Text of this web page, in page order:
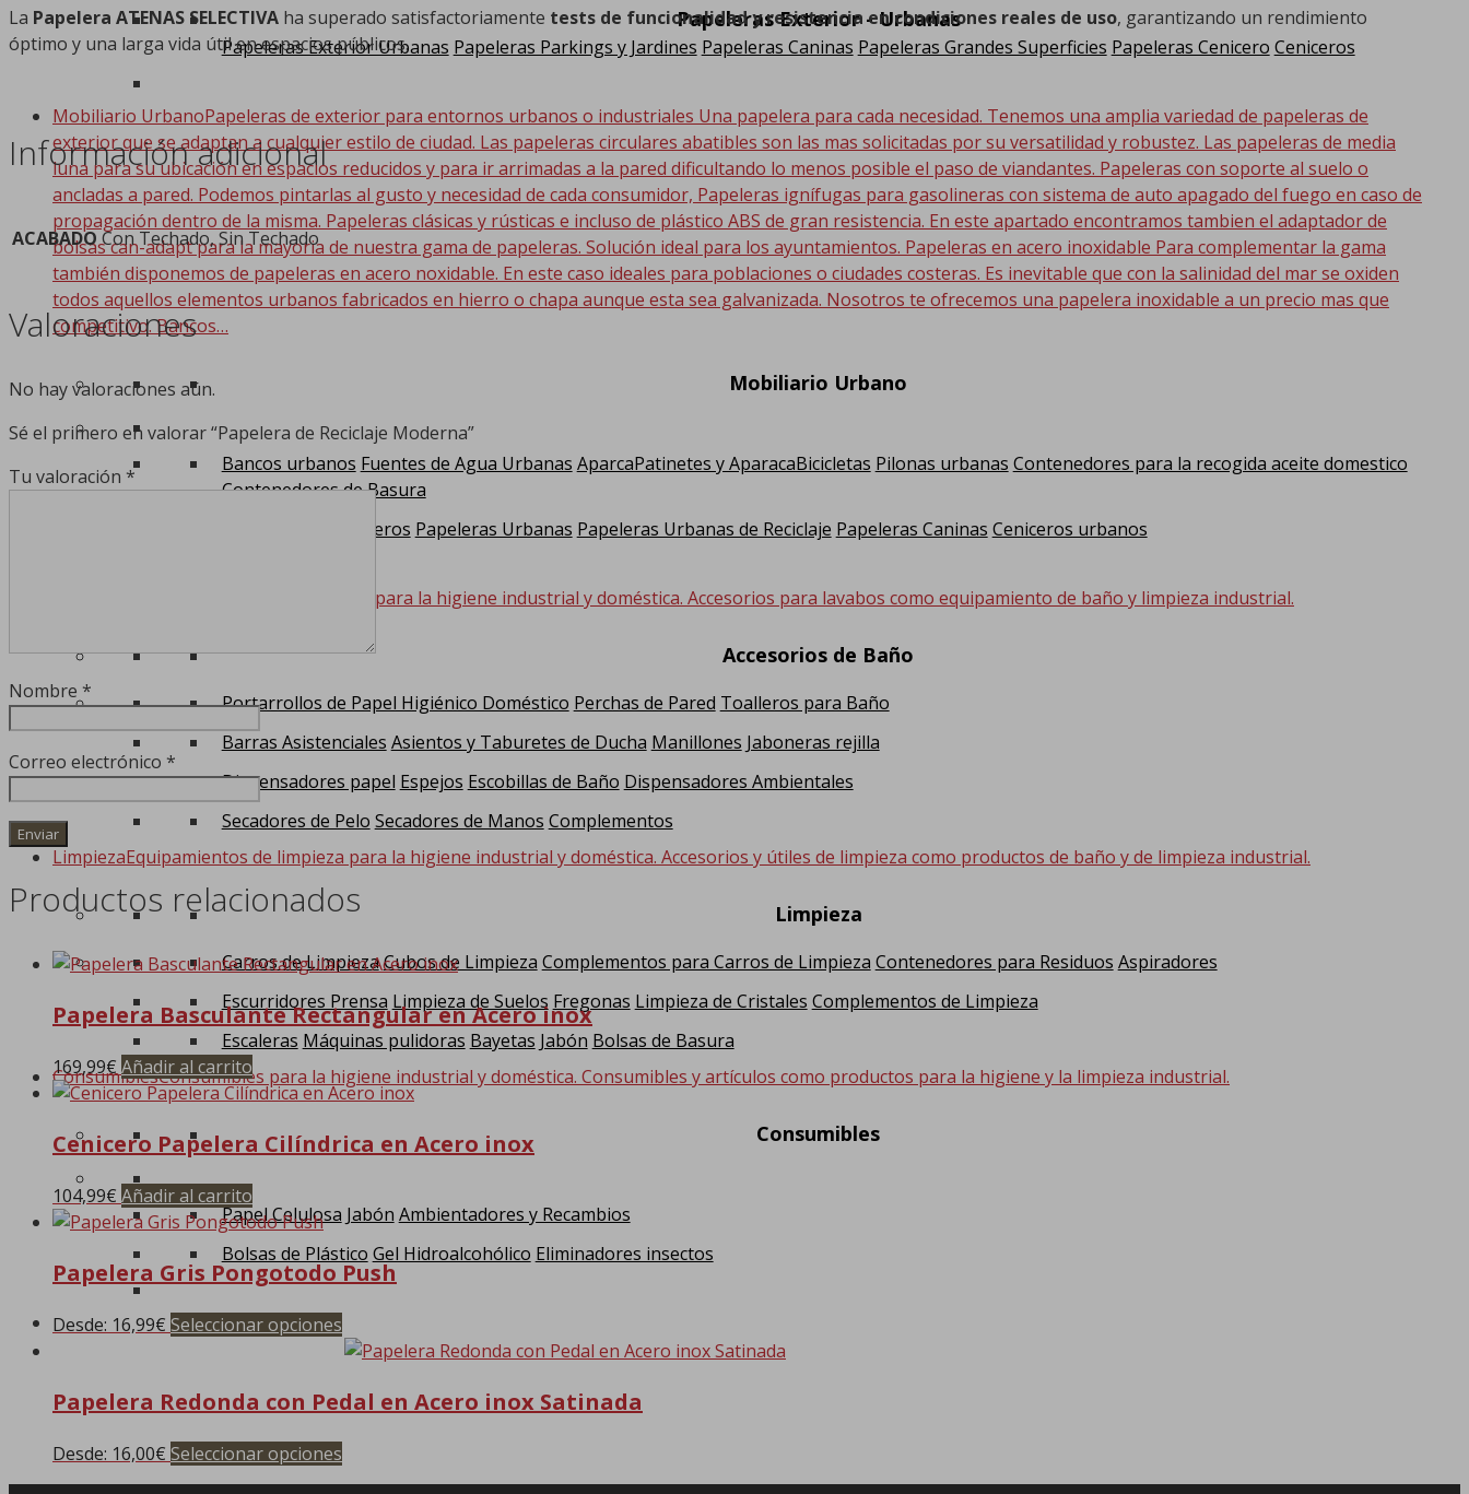
Papeleras Exterior - Urbanas
Papeleras Exterior Urbanas Papeleras Parkings y Jardines Papeleras Caninas Papeleras Grandes Superficies Papeleras Cenicero Ceniceros
Mobiliario UrbanoPapeleras de exterior para entornos urbanos o industriales Una papelera para cada necesidad. Tenemos una amplia variedad de papeleras de
exterior que se adaptan a cualquier estilo de ciudad. Las papeleras circulares abatibles son las mas solicitadas por su versatilidad y robustez. Las papeleras de media
luna para su ubicación en espacios reducidos y para ir arrimadas a la pared dificultando lo menos posible el paso de viandantes. Papeleras con soporte al suelo o
ancladas a pared. Podemos pintarlas al gusto y necesidad de cada consumidor, Papeleras ignífugas para gasolineras con sistema de auto apagado del fuego en caso de
propagación dentro de la misma. Papeleras clásicas y rústicas e incluso de plástico ABS de gran resistencia. En este apartado encontramos tambien el adaptador de
bolsas can-adapt para la mayoria de nuestra gama de papeleras. Solución ideal para los ayuntamientos. Papeleras en acero inoxidable Para complementar la gama
también disponemos de papeleras en acero noxidable. En este caso ideales para poblaciones o ciudades costeras. Es inevitable que con la salinidad del mar se oxiden
todos aquellos elementos urbanos fabricados en hierro o chapa aunque esta sea galvanizada. Nosotros te ofrecemos una papelera inoxidable a un precio mas que
competitivo. Bancos…
Mobiliario Urbano
Bancos urbanos Fuentes de Agua Urbanas AparcaPatinetes y AparacaBicicletas Pilonas urbanas Contenedores para la recogida aceite domestico
Contenedores de Basura
Carros de Barrenderos Papeleras Urbanas Papeleras Urbanas de Reciclaje Papeleras Caninas Ceniceros urbanos
Accesorios de baño para la higiene industrial y doméstica. Accesorios para lavabos como equipamiento de baño y limpieza industrial.
Accesorios de Baño
Portarrollos de Papel Higiénico Doméstico Perchas de Pared Toalleros para Baño
Barras Asistenciales Asientos y Taburetes de Ducha Manillones Jaboneras rejilla
Dispensadores papel Espejos Escobillas de Baño Dispensadores Ambientales
Secadores de Pelo Secadores de Manos Complementos
LimpiezaEquipamientos de limpieza para la higiene industrial y doméstica. Accesorios y útiles de limpieza como productos de baño y de limpieza industrial.
Limpieza
Carros de LimpiezaCubos de Limpieza Complementos para Carros de Limpieza Contenedores para Residuos Aspiradores
Escurridores Prensa Limpieza de Suelos Fregonas Limpieza de Cristales Complementos de Limpieza
Escaleras Máquinas pulidoras Bayetas Jabón Bolsas de Basura
ConsumiblesConsumibles para la higiene industrial y doméstica. Consumibles y artículos como productos para la higiene y la limpieza industrial.
Consumibles
Papel Celulosa Jabón Ambientadores y Recambios
Bolsas de Plástico Gel Hidroalcohólico Eliminadores insectos
0
La Papelera ATENAS SELECTIVA ha superado satisfactoriamente tests de funcionalidad y resistencia en condiciones reales de uso, garantizando un rendimiento
óptimo y una larga vida útil en espacios públicos.
Información adicional
ACABADO Con Techado, Sin Techado
Valoraciones
No hay valoraciones aún.
Sé el primero en valorar “Papelera de Reciclaje Moderna”
Tu valoración *
Nombre *
Correo electrónico *
Productos relacionados
Papelera Basculante Rectangular en Acero inox
169,99€ Añadir al carrito
Cenicero Papelera Cilíndrica en Acero inox
104,99€ Añadir al carrito
Papelera Gris Pongotodo Push
Desde: 16,99€ Seleccionar opciones
producto
múltiples
opciones
Papelera Redonda con Pedal en Acero inox Satinada
Desde: 16,00€ Seleccionar opciones
producto